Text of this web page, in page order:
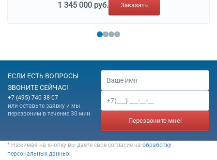
1 345 000 руб. Заказать
ЕСЛИ ЕСТЬ ВОПРОСЫ
ЗВОНИТЕ СЕЙЧАС!
+7 (495) 740-38-07
или оставьте заявку и мы
перезвоним в течение 30 мин
Перезвоните мне!
* Нажимая на кнопку вы даёте свое согласие на обработку
персональных данных